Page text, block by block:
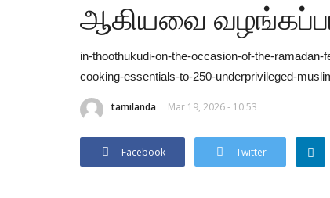
ஆகியவை
in-thoothukudi-on-the-occasion-of-the-
cooking-essentials-to-250-underprivileged-
tamilanda Mar 19, 2026 - 10:53
Facebook Twitter